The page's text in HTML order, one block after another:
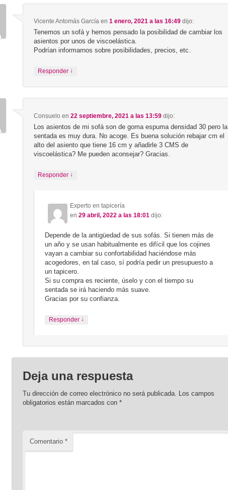
Vicente Antomás García en1 enero, 2021 a las 16:49 dijo:
Tenemos un sofá y hemos pensado la posibilidad de cambiar los
asientos por unos de viscoelástica.
Podrían informarnos sobre posibilidades, precios, etc.
Responder ↓
Consuelo en22 septiembre, 2021 a las 13:59 dijo:
Los asientos de mi sofá son de goma espuma densidad 30 pero la
sentada es muy dura. No acoge. Es buena solución rebajar cm el
alto del asiento que tiene 16 cm y añadirle 3 CMS de
viscoelástica? Me pueden aconsejar? Gracias.
Responder ↓
Experto en tapicería
en29 abril, 2022 a las 18:01 dijo:
Depende de la antigüedad de sus sofás. Si tienen más de
un año y se usan habitualmente es difícil que los cojines
vayan a cambiar su confortabilidad haciéndose más
acogedores, en tal caso, sí podría pedir un presupuesto a
un tapicero.
Si su compra es reciente, úselo y con el tiempo su
sentada se irá haciendo más suave.
Gracias por su confianza.
Responder ↓
Deja una respuesta
Tu dirección de correo electrónico no será publicada. Los campos
obligatorios están marcados con*
Comentario*